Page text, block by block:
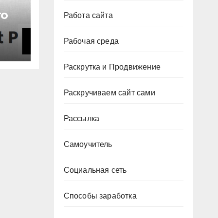
Работа сайта
Рабочая среда
Раскрутка и Продвижение
Раскручиваем сайт сами
Рассылка
Самоучитель
Социальная сеть
Способы заработка